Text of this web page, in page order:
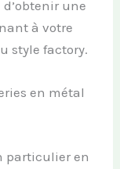
une
à votre
style factory.
en métal
particulier en